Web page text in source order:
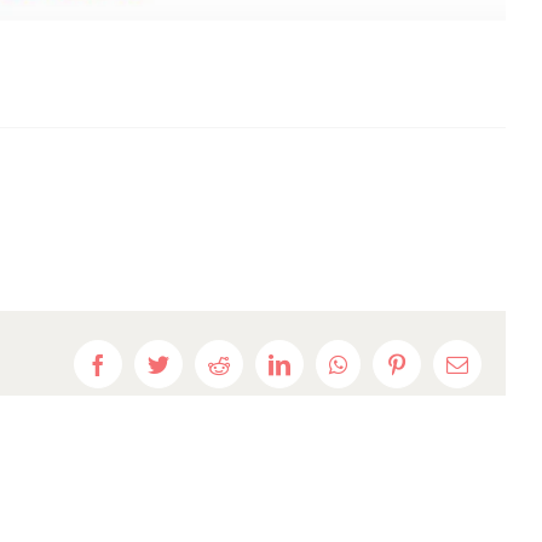
FacebookTwitterRedditLinkedInWhatsAppPinterest
E-